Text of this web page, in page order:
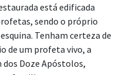
está edificada
sendo o próprio
Tenham certeza de
de um profeta vivo, a
dos Doze Apóstolos,